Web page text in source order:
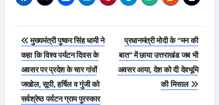
Post
navigation
मुख्यमंत्री पुष्कर सिंह धामी ने
कहा कि विश्व पर्यटन दिवस के
अवसर पर प्रदेश के चार गांवों
जखोल, सूपी, हर्षिल व गुंजी को
सर्वश्रेष्ठ पर्यटन ग्राम पुरस्कार
प्रधानमंत्री मोदी के “मन की
बात” में छाया उत्तराखंड जब भी
अवसर आया, देश को दी देवभूमि
की मिसाल